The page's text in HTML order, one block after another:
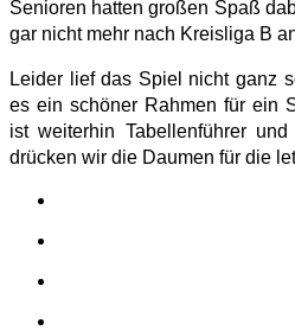
Senioren hatten großen Spaß
gar nicht mehr nach Kreisliga B
Leider lief das Spiel nicht ganz
es ein schöner Rahmen für ein
ist weiterhin Tabellenführer
drücken wir die Daumen für die